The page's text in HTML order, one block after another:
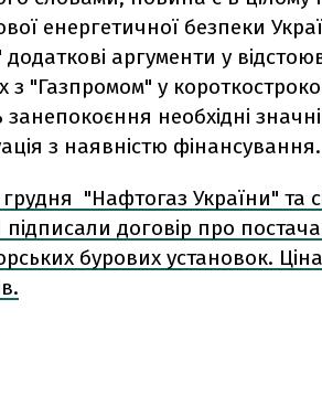
енергетичної безпеки
аргументи у
з "Газпромом" у
необхідні
з наявністю фінансування.
грудня "Нафтогаз України" та
підписали договір про
бурових установок.